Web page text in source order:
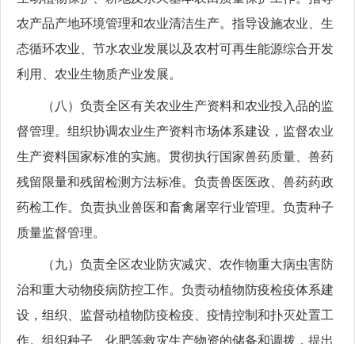
农产品产地环境管理和农业清洁生产。指导设施农业、生
态循环农业、节水农业发展以及农村可再生能源综合开发
利用、农业生物质产业发展。
（八）负责全区有关农业生产资料和农业投入品的监
督管理。组织协调农业生产资料市场体系建设，监督农业
生产资料国家标准的实施。贯彻执行国家兽药质量、兽药
残留限量和残留检测方法标准。负责兽医医政、兽药药政
药检工作。负责执业兽医和畜禽屠宰行业管理。负责种子
质量监督管理。
（九）负责全区农业防灾减灾、农作物重大病虫害防
治和重大动物疫病防控工作。负责动植物防疫检疫体系建
设，组织、监督动植物防疫检疫、疫情控制和扑灭处置工
作。组织种子、化肥等救灾生产物资的储备和调拨，提出